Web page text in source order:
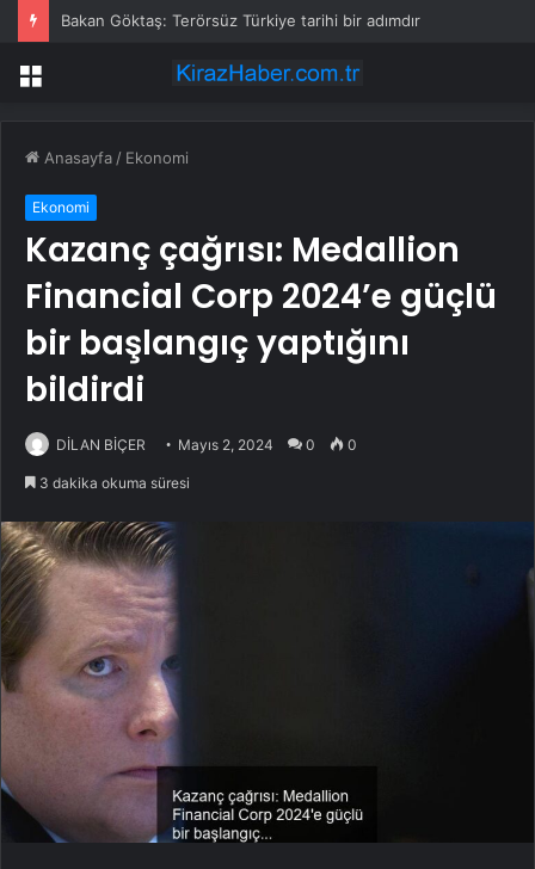
Bakan Göktaş: Terörsüz Türkiye tarihi bir adımdır
Menü
Anasayfa / Ekonomi
Ekonomi
Kazanç çağrısı: Medallion
Financial Corp 2024’e güçlü
bir başlangıç yaptığını
bildirdi
DİLAN BİÇER Mayıs 2, 2024 0 0
3 dakika okuma süresi